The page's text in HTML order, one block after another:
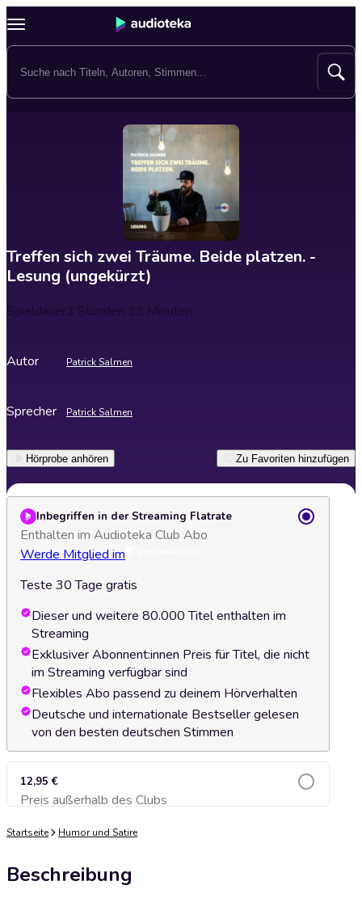
Treffen sich zwei Träume. Beide platzen. -
Lesung (ungekürzt)
Spieldauer3 Stunden 33 Minuten
Autor Patrick Salmen
Sprecher Patrick Salmen
Hörprobe anhören Zu Favoriten hinzufügen
Inbegriffen in der Streaming Flatrate
Enthalten im Audioteka Club Abo
Werde Mitglied im
Teste 30 Tage gratis
Dieser und weitere 80.000 Titel enthalten im
Streaming
Exklusiver Abonnent:innen Preis für Titel, die nicht
im Streaming verfügbar sind
Flexibles Abo passend zu deinem Hörverhalten
Deutsche und internationale Bestseller gelesen
von den besten deutschen Stimmen
12,95 €
Preis außerhalb des ClubsZum Warenkorb hinzufügen
Startseite Humor und Satire
Beschreibung